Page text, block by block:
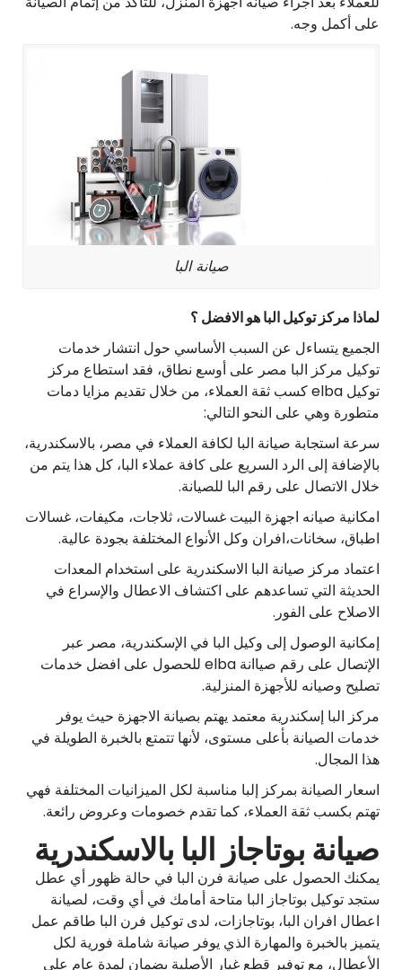
على أكمل وجه.
صيانة البا
لماذا مركز توكيل البا هو الافضل ؟
الجميع يتساءل عن السبب الأساسي حول انتشار خدمات
توكيل مركز البا مصر على أوسع نطاق، فقد استطاع مركز
توكيل elba كسب ثقة العملاء، من خلال تقديم مزايا دمات
متطورة وهي على النحو التالي:
سرعة استجابة صيانة البا لكافة العملاء في مصر، بالاسكندرية،
بالإضافة إلى الرد السريع على كافة عملاء البا، كل هذا يتم من
خلال الاتصال على رقم البا للصيانة.
امكانية صيانه اجهزة البيت غسالات، ثلاجات، مكيفات، غسالات
اطباق، سخانات،افران وكل الأنواع المختلفة بجودة عالية.
اعتماد مركز صيانة البا الاسكندرية على استخدام المعدات
الحديثة التي تساعدهم على اكتشاف الاعطال والإسراع في
الاصلاح على الفور.
إمكانية الوصول إلى وكيل البا في الإسكندرية، مصر عبر
الإتصال على رقم صياانة elba للحصول على افضل خدمات
تصليح وصيانه للأجهزة المنزلية.
مركز البا إسكندرية معتمد يهتم بصيانة الاجهزة حيث يوفر
خدمات الصيانة بأعلى مستوى، لأنها تتمتع بالخبرة الطويلة في
هذا المجال.
اسعار الصيانة بمركز إلبا مناسبة لكل الميزانيات المختلفة فهي
تهتم بكسب ثقة العملاء، كما تقدم خصومات وعروض رائعة.
صيانة بوتاجاز البا بالاسكندرية
يمكنك الحصول على صيانة فرن البا في حالة ظهور أي عطل
ستجد توكيل بوتاجاز البا متاحة أمامك في أي وقت، لصيانة
اعطال افران البا، بوتاجازات، لدى توكيل فرن البا طاقم عمل
يتميز بالخبرة والمهارة الذي يوفر صيانة شاملة فورية لكل
الأعطال، مع توفير قطع غيار الأصلية بضمان لمدة عام على